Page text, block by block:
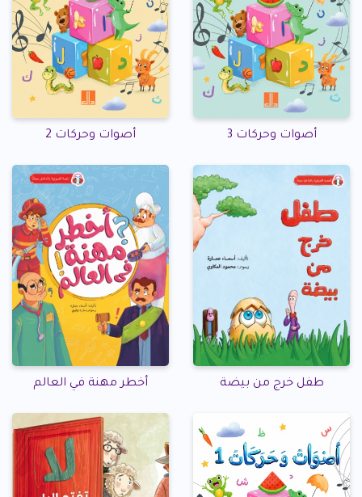
أصوات وحركات 3 أصوات وحركات 2
طفل خرج من بيضة أخطر مهنة في العالم